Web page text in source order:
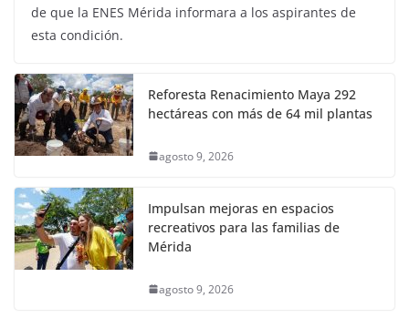
de que la ENES Mérida informara a los aspirantes de
esta condición.
Reforesta Renacimiento Maya 292
hectáreas con más de 64 mil plantas
agosto 9, 2026
Impulsan mejoras en espacios
recreativos para las familias de
Mérida
agosto 9, 2026